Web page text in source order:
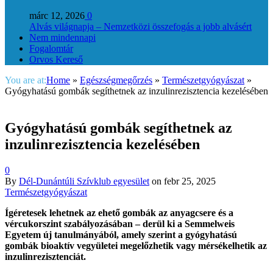
márc 12, 2026 0
Alvás világnapja – Nemzetközi összefogás a jobb alvásért
Nem mindennapi
Fogalomtár
Orvos Kereső
You are at:Home » Egészségmegőrzés » Természetgyógyászat »
Gyógyhatású gombák segíthetnek az inzulinrezisztencia kezelésében
Gyógyhatású gombák segíthetnek az
inzulinrezisztencia kezelésében
0
By Dél-Dunántúli Szívklub egyesület on febr 25, 2025
Természetgyógyászat
Ígéretesek lehetnek az ehető gombák az anyagcsere és a
vércukorszint szabályozásában – derül ki a Semmelweis
Egyetem új tanulmányából, amely szerint a gyógyhatású
gombák bioaktív vegyületei megelőzhetik vagy mérsékelhetik az
inzulinrezisztenciát.